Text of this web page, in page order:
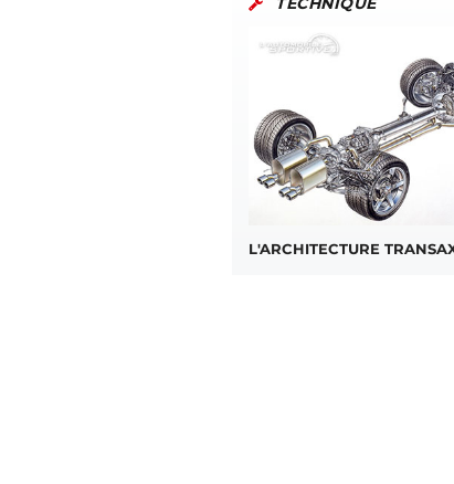
L'ARCHITECTURE